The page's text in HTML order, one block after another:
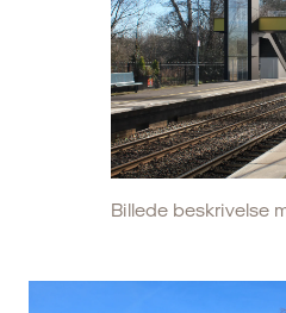
Billede beskrivelse